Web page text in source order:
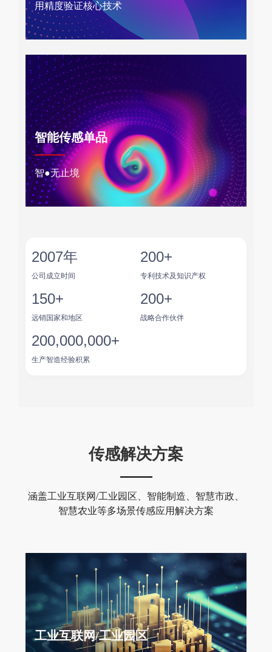
用精度验证核心技术
智能传感单品
智●无止境
2007年
公司成立时间
200+
专利技术及知识产权
150+
远销国家和地区
200+
战略合作伙伴
200,000,000+
生产智造经验积累
传感解决方案
涵盖工业互联网/工业园区、智能制造、智慧市政、
智慧农业等多场景传感应用解决方案
工业互联网/工业园区